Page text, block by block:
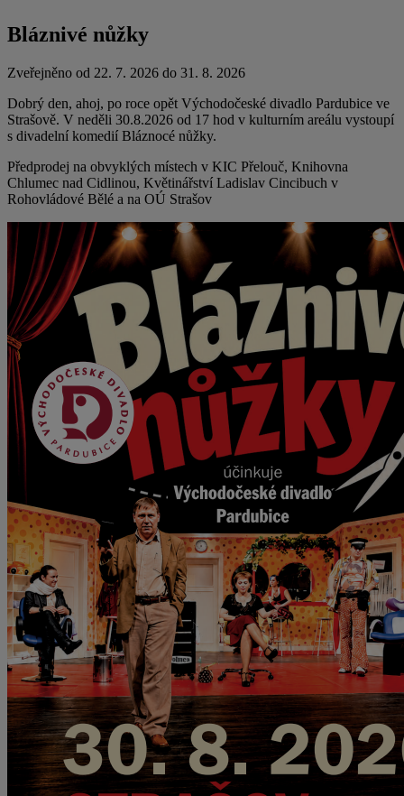
Bláznivé nůžky
Zveřejněno od 22. 7. 2026 do 31. 8. 2026
Dobrý den, ahoj, po roce opět Východočeské divadlo Pardubice ve
Strašově. V neděli 30.8.2026 od 17 hod v kulturním areálu vystoupí
s divadelní komedií Bláznocé nůžky.
Předprodej na obvyklých místech v KIC Přelouč, Knihovna
Chlumec nad Cidlinou, Květinářství Ladislav Cincibuch v
Rohovládové Bělé a na OÚ Strašov